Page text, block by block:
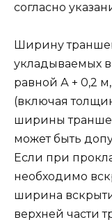
согласно
Ширину
укладываемых в
равной А + 0,2
(включая
ширины
может быть
Если при
необходимо
ширина
верхней части